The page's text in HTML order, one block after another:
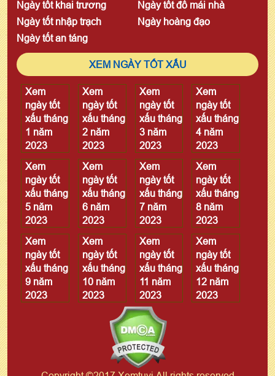
Ngày tốt khai trương
Ngày tốt đổ mái nhà
Ngày tốt nhập trạch
Ngày hoàng đạo
Ngày tốt an táng
XEM NGÀY TỐT XẤU
Xem
ngày tốt
xấu tháng
1 năm
2023
Xem
ngày tốt
xấu tháng
2 năm
2023
Xem
ngày tốt
xấu tháng
3 năm
2023
Xem
ngày tốt
xấu tháng
4 năm
2023
Xem
ngày tốt
xấu tháng
5 năm
2023
Xem
ngày tốt
xấu tháng
6 năm
2023
Xem
ngày tốt
xấu tháng
7 năm
2023
Xem
ngày tốt
xấu tháng
8 năm
2023
Xem
ngày tốt
xấu tháng
9 năm
2023
Xem
ngày tốt
xấu tháng
10 năm
2023
Xem
ngày tốt
xấu tháng
11 năm
2023
Xem
ngày tốt
xấu tháng
12 năm
2023